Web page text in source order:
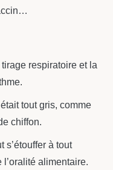
respiratoire et la
tout gris, comme
chiffon.
s’étouffer à tout
alimentaire.